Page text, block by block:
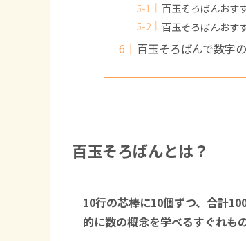
百玉そろばんおす
百玉そろばんおす
百玉そろばんで数字
百玉そろばんとは？
10行の芯棒に10個ずつ、合計
的に数の概念を学べるすぐれもの